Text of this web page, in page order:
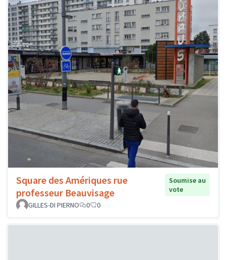
Square des Amériques rue
professeur Beauvisage
Soumise au
vote
GILLES-DI PIERNO
0 0